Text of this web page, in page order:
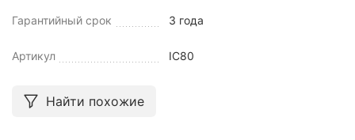
Гарантийный срок 3 года
Артикул IC80
Найти похожие